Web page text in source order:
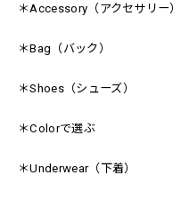
＊Accessory（アクセサリー）
＊Bag（バック）
＊Shoes（シューズ）
＊Colorで選ぶ
＊Underwear（下着）